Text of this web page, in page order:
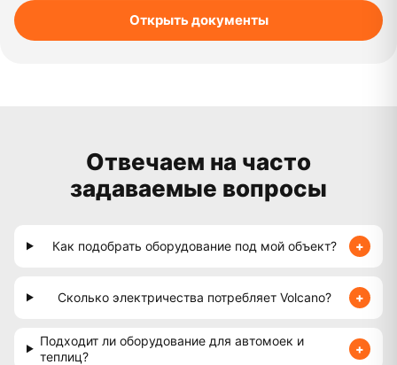
Открыть документы
Отвечаем на часто
задаваемые вопросы
Как подобрать оборудование под мой объект?
Сколько электричества потребляет Volcano?
Подходит ли оборудование для автомоек и
теплиц?